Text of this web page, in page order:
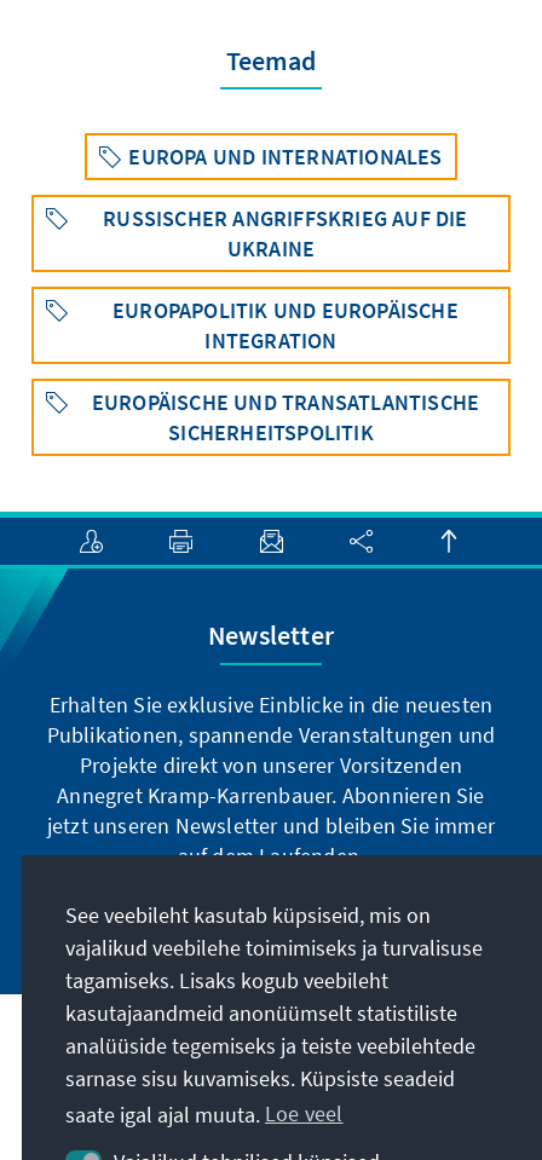
Teemad
EUROPA UND INTERNATIONALES
RUSSISCHER ANGRIFFSKRIEG AUF DIE
UKRAINE
EUROPAPOLITIK UND EUROPÄISCHE
INTEGRATION
EUROPÄISCHE UND TRANSATLANTISCHE
SICHERHEITSPOLITIK
Newsletter
Erhalten Sie exklusive Einblicke in die neuesten
Publikationen, spannende Veranstaltungen und
Projekte direkt von unserer Vorsitzenden
Annegret Kramp-Karrenbauer. Abonnieren Sie
jetzt unseren Newsletter und bleiben Sie immer
auf dem Laufenden.
Jetzt abonnieren
Meie missioon
Kontakt
See veebileht kasutab küpsiseid, mis on
vajalikud veebilehe toimimiseks ja turvalisuse
tagamiseks. Lisaks kogub veebileht
kasutajaandmeid anonüümselt statistiliste
analüüside tegemiseks ja teiste veebilehtede
sarnase sisu kuvamiseks. Küpsiste seadeid
saate igal ajal muuta. Loe veel